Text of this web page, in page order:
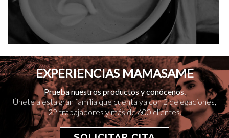
EXPERIENCIAS MAMASAME
Prueba nuestros productos y conócenos.
Únete a esta gran familia que cuenta ya con 2 delegaciones,
22 trabajadores y más de 600 clientes.